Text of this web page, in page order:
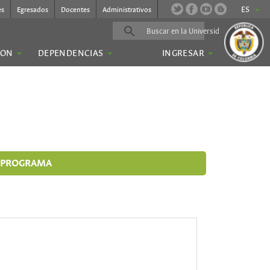
ES
Egresados Docentes Administrativos
DEPENDENCIAS
INGRESAR